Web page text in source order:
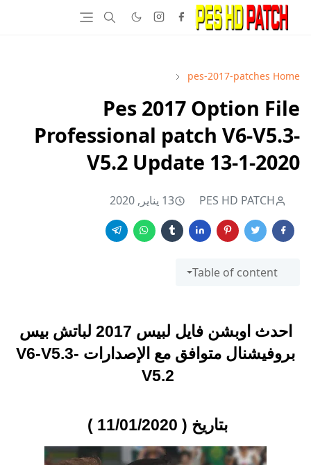
Home
pes-2017-patches
Pes 2017 Option File
Professional patch V6-V5.3-
V5.2 Update 13-1-2020
PES HD PATCH 13 يناير, 2020
Table of content
احدث اوبشن فايل لبيس 2017 لباتش بيس
بروفيشنال متوافق مع الإصدارات V6-V5.3-
V5.2
بتاريخ ( 11/01/2020 )